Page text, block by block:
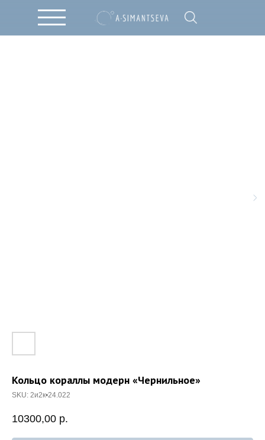
Кольцо кораллы модерн «Чернильное»
SKU: 2и2к•24.022
10300,00 р.